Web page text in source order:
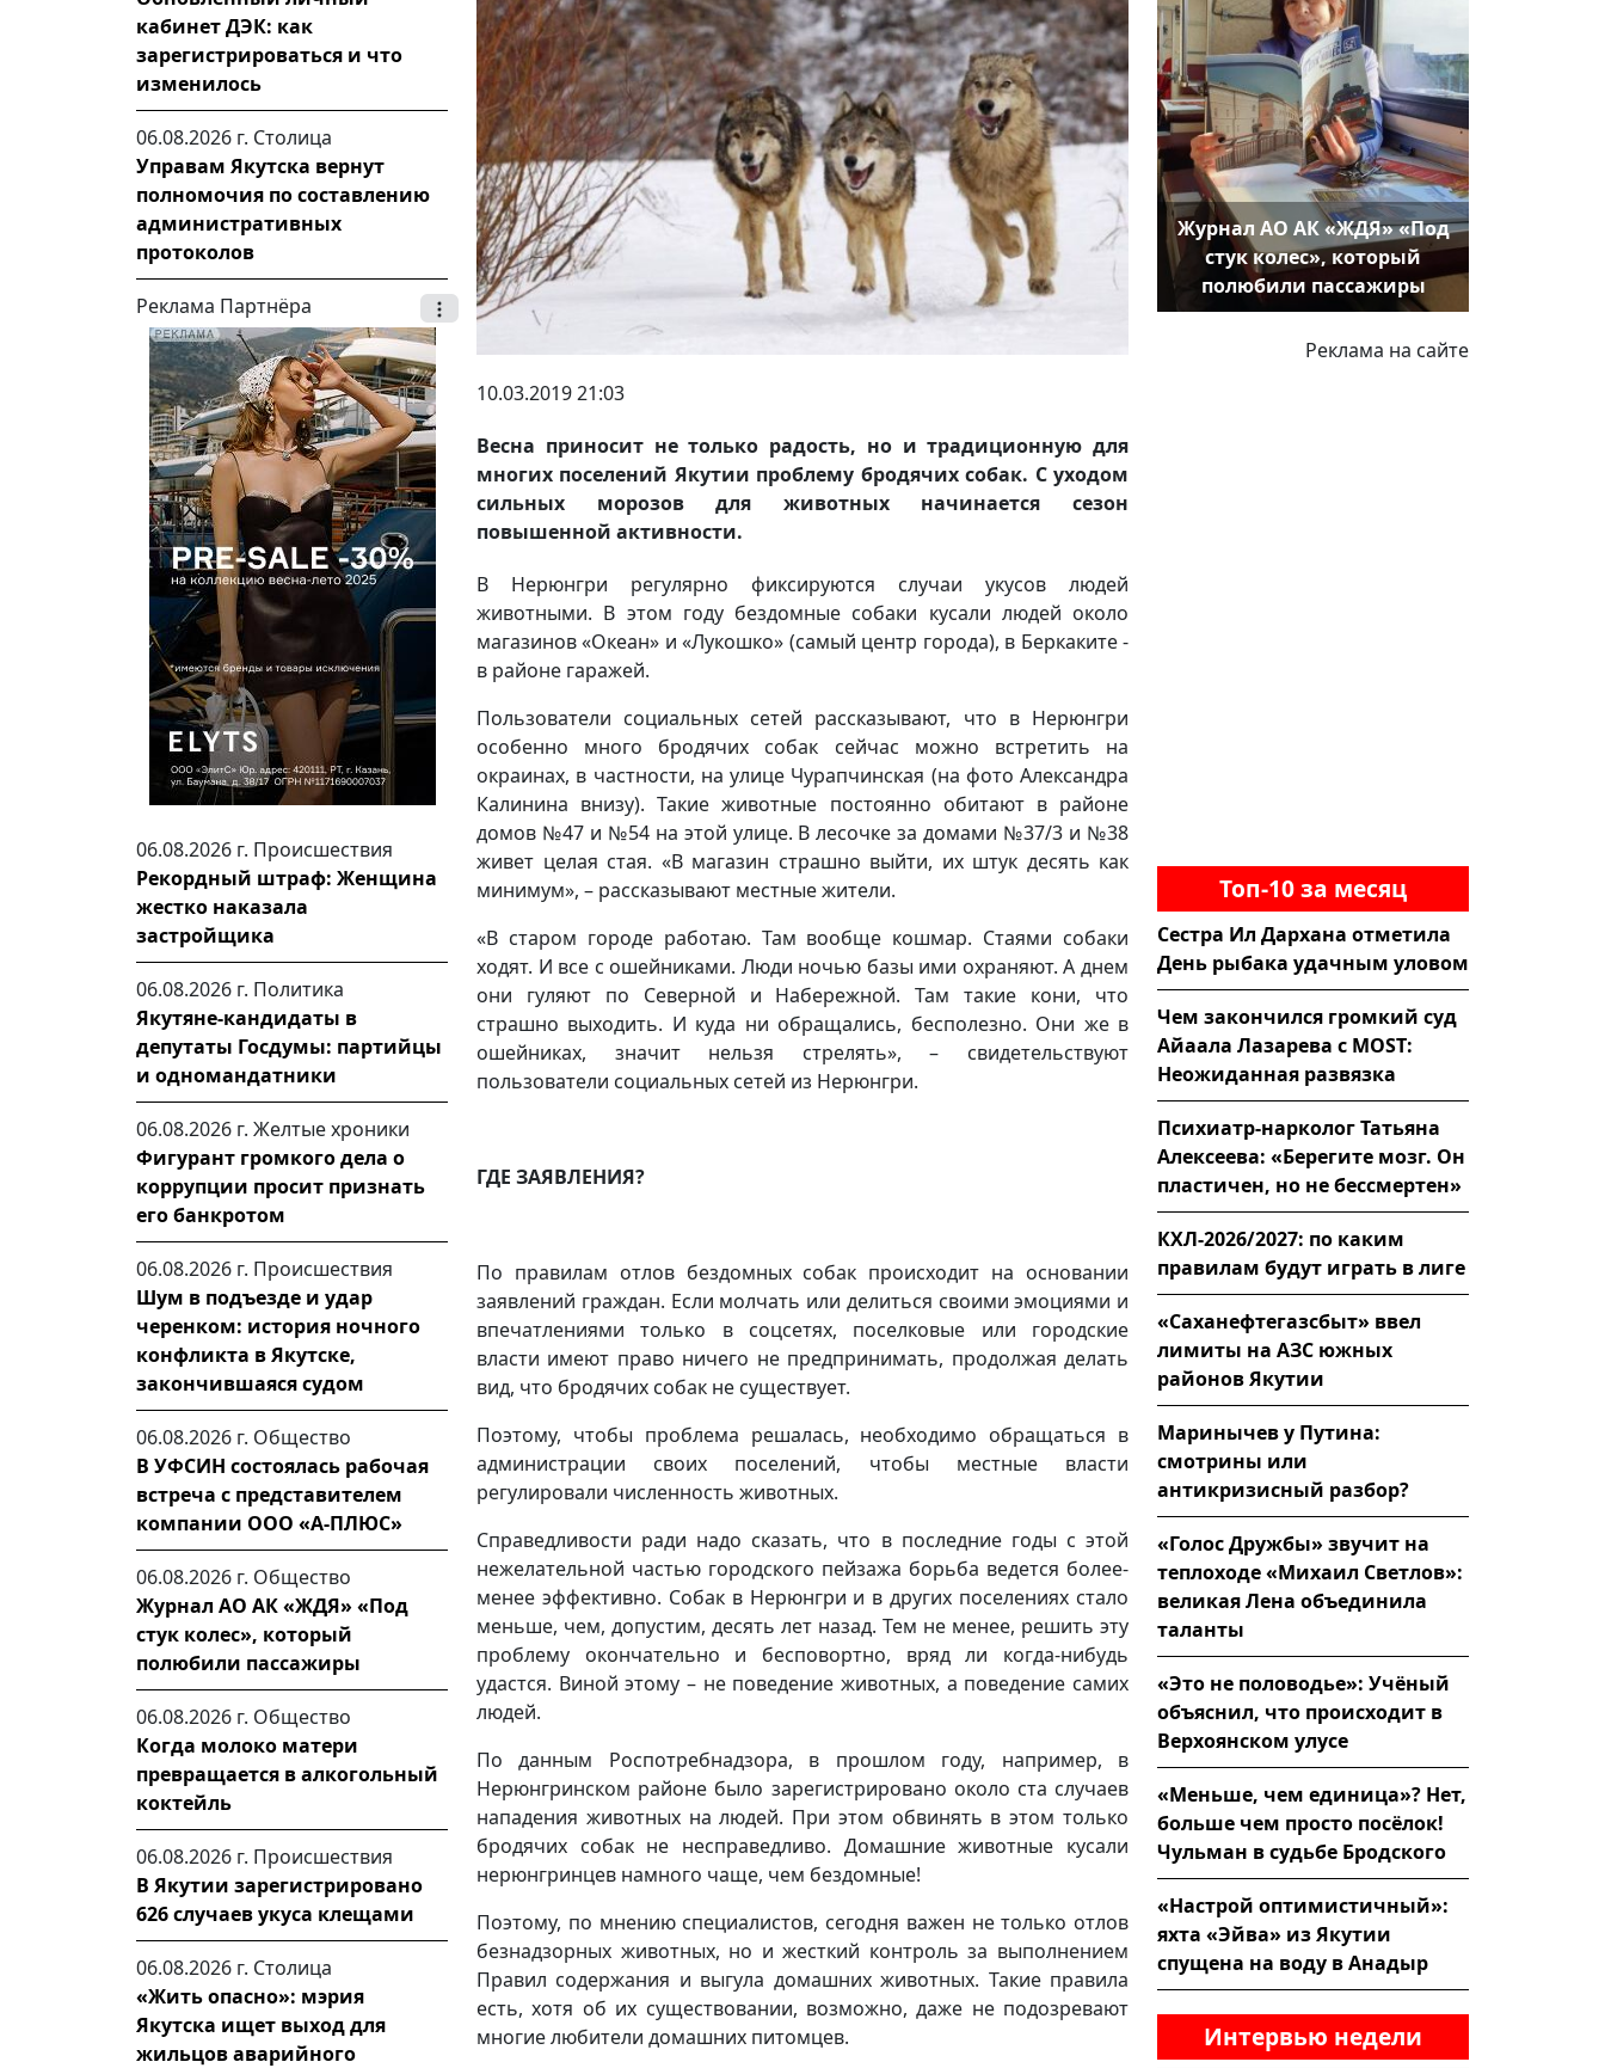
кабинет ДЭК: как
зарегистрироваться и что
изменилось
06.08.2026 г. Столица
Управам Якутска вернут
полномочия по составлению
административных
протоколов
Реклама Партнёра
06.08.2026 г. Происшествия
Рекордный штраф: Женщина
жестко наказала
застройщика
06.08.2026 г. Политика
Якутяне-кандидаты в
депутаты Госдумы: партийцы
и одномандатники
06.08.2026 г. Желтые хроники
Фигурант громкого дела о
коррупции просит признать
его банкротом
06.08.2026 г. Происшествия
Шум в подъезде и удар
черенком: история ночного
конфликта в Якутске,
закончившаяся судом
06.08.2026 г. Общество
В УФСИН состоялась рабочая
встреча с представителем
компании ООО «А-ПЛЮС»
06.08.2026 г. Общество
Журнал АО АК «ЖДЯ» «Под
стук колес», который
полюбили пассажиры
06.08.2026 г. Общество
Когда молоко матери
превращается в алкогольный
коктейль
06.08.2026 г. Происшествия
В Якутии зарегистрировано
626 случаев укуса клещами
06.08.2026 г. Столица
«Жить опасно»: мэрия
Якутска ищет выход для
жильцов аварийного
10.03.2019 21:03
Весна приносит не только радость, но и традиционную для
многих поселений Якутии проблему бродячих собак. С уходом
сильных морозов для животных начинается сезон
повышенной активности.
В Нерюнгри регулярно фиксируются случаи укусов людей
животными. В этом году бездомные собаки кусали людей около
магазинов «Океан» и «Лукошко» (самый центр города), в Беркаките -
в районе гаражей.
Пользователи социальных сетей рассказывают, что в Нерюнгри
особенно много бродячих собак сейчас можно встретить на
окраинах, в частности, на улице Чурапчинская (на фото Александра
Калинина внизу). Такие животные постоянно обитают в районе
домов №47 и №54 на этой улице. В лесочке за домами №37/3 и №38
живет целая стая. «В магазин страшно выйти, их штук десять как
минимум», – рассказывают местные жители.
«В старом городе работаю. Там вообще кошмар. Стаями собаки
ходят. И все с ошейниками. Люди ночью базы ими охраняют. А днем
они гуляют по Северной и Набережной. Там такие кони, что
страшно выходить. И куда ни обращались, бесполезно. Они же в
ошейниках, значит нельзя стрелять», – свидетельствуют
пользователи социальных сетей из Нерюнгри.
ГДЕ ЗАЯВЛЕНИЯ?
По правилам отлов бездомных собак происходит на основании
заявлений граждан. Если молчать или делиться своими эмоциями и
впечатлениями только в соцсетях, поселковые или городские
власти имеют право ничего не предпринимать, продолжая делать
вид, что бродячих собак не существует.
Поэтому, чтобы проблема решалась, необходимо обращаться в
администрации своих поселений, чтобы местные власти
регулировали численность животных.
Справедливости ради надо сказать, что в последние годы с этой
нежелательной частью городского пейзажа борьба ведется более-
менее эффективно. Собак в Нерюнгри и в других поселениях стало
меньше, чем, допустим, десять лет назад. Тем не менее, решить эту
проблему окончательно и бесповортно, вряд ли когда-нибудь
удастся. Виной этому – не поведение животных, а поведение самих
людей.
По данным Роспотребнадзора, в прошлом году, например, в
Нерюнгринском районе было зарегистрировано около ста случаев
нападения животных на людей. При этом обвинять в этом только
бродячих собак не несправедливо. Домашние животные кусали
нерюнгринцев намного чаще, чем бездомные!
Поэтому, по мнению специалистов, сегодня важен не только отлов
безнадзорных животных, но и жесткий контроль за выполнением
Правил содержания и выгула домашних животных. Такие правила
есть, хотя об их существовании, возможно, даже не подозревают
многие любители домашних питомцев.
Журнал АО АК «ЖДЯ» «Под
стук колес», который
полюбили пассажиры
Реклама на сайте
Топ-10 за месяц
Сестра Ил Дархана отметила
День рыбака удачным уловом
Чем закончился громкий суд
Айаала Лазарева с MOST:
Неожиданная развязка
Психиатр-нарколог Татьяна
Алексеева: «Берегите мозг. Он
пластичен, но не бессмертен»
КХЛ-2026/2027: по каким
правилам будут играть в лиге
«Саханефтегазсбыт» ввел
лимиты на АЗС южных
районов Якутии
Маринычев у Путина:
смотрины или
антикризисный разбор?
«Голос Дружбы» звучит на
теплоходе «Михаил Светлов»:
великая Лена объединила
таланты
«Это не половодье»: Учёный
объяснил, что происходит в
Верхоянском улусе
«Меньше, чем единица»? Нет,
больше чем просто посёлок!
Чульман в судьбе Бродского
«Настрой оптимистичный»:
яхта «Эйва» из Якутии
спущена на воду в Анадыр
Интервью недели